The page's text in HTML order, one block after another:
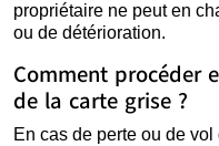
propriétaire ne peut en
ou de détérioration.
Comment procéder
de la carte grise ?
En cas de perte ou de